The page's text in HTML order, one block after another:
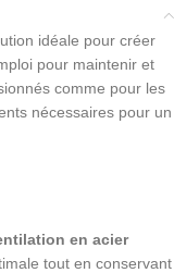
idéale pour créer
pour maintenir et
comme pour les
nécessaires pour un
en acier
tout en conservant